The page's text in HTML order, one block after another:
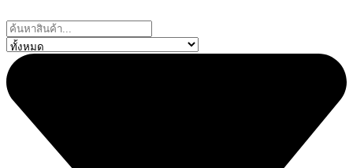
to
content
Search
...